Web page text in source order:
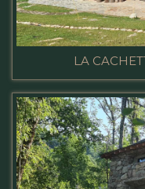
LA